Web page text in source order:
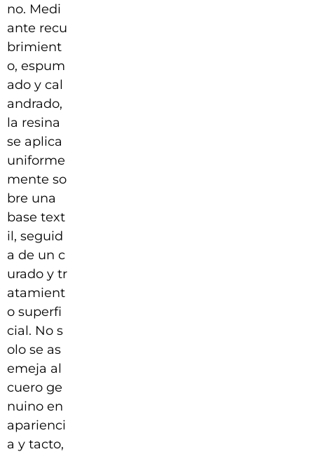
no. Medi
ante recu
brimient
o, espum
ado y cal
andrado,
la resina
se aplica
uniforme
mente so
bre una
base text
il, seguid
a de un c
urado y tr
atamient
o superfi
cial. No s
olo se as
emeja al
cuero ge
nuino en
aparienci
a y tacto,